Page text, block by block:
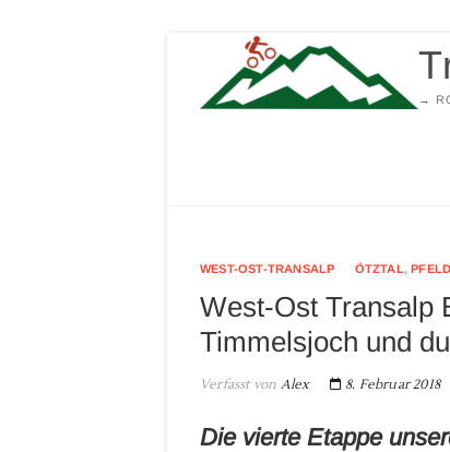
springen
→
WEST-OST-TRANSALP ÖTZTAL,
West-Ost Transalp
Timmelsjoch und
Verfasst von Alex 8. Februar 2018
Die vierte Etappe